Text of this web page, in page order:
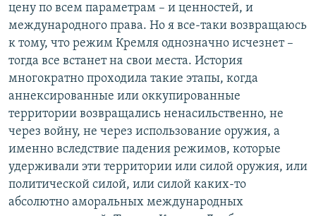
цену по всем параметрам – и ценностей, и
международного права. Но я все-таки возвращаюсь
к тому, что режим Кремля однозначно исчезнет –
тогда все встанет на свои места. История
многократно проходила такие этапы, когда
аннексированные или оккупированные
территории возвращались ненасильственно, не
через войну, не через использование оружия, а
именно вследствие падения режимов, которые
удерживали эти территории или силой оружия, или
политической силой, или силой каких-то
абсолютно аморальных международных